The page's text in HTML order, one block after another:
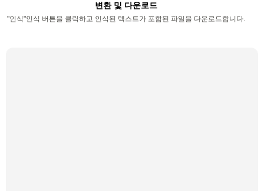
변환 및 다운로드
"인식"인식 버튼을 클릭하고 인식된 텍스트가 포함된 파일을 다운로드합니다.